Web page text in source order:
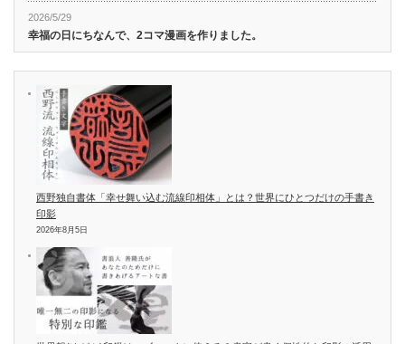
2026/5/29
幸福の日にちなんで、2コマ漫画を作りました。
西野独自書体「幸せ舞い込む流線印相体」とは？世界にひとつだけの手書き
印影
2026年8月5日